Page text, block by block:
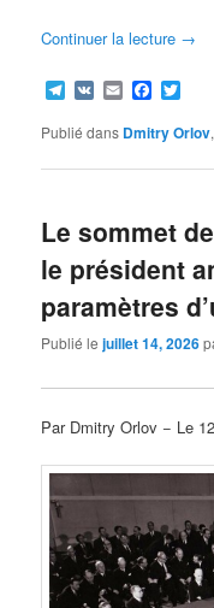
Continuer la lecture →
Telegram
VK Email
Publié dans Dmitry Orlov,
Le sommet
le président
paramètres
Publié lejuillet 14, 2026
Par Dmitry Orlov − Le